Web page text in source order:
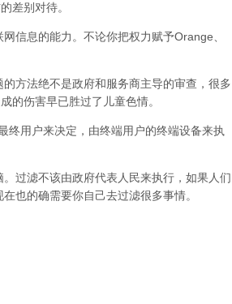
差别对待。
信息的能力。不论你把权力赋予Orange、
的方法绝不是政府和服务商主导的审查，很多
的伤害早已胜过了儿童色情。
终用户来决定，由终端用户的终端设备来执
过滤不该由政府代表人民来执行，如果人们
也的确需要你自己去过滤很多事情。